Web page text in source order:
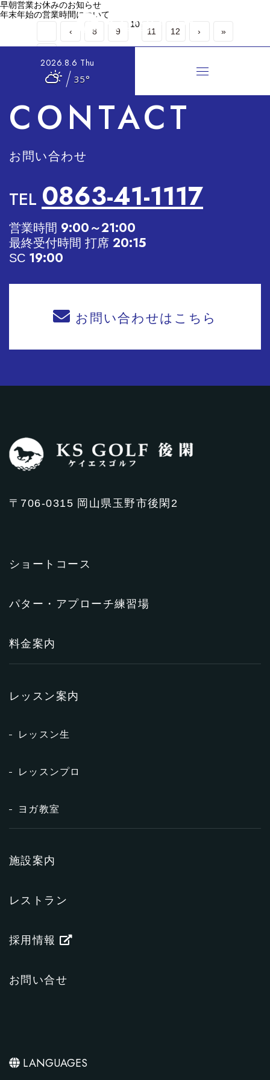
2026.8.6 Thu
35°
早朝営業お休みのお知らせ
年末年始の営業時間について
‹ 8 9
10
11 12 › »
CONTACT
お問い合わせ
TEL 0863-41-1117
営業時間 9:00～21:00
最終受付時間 打席 20:15
SC 19:00
お問い合わせはこちら
〒706-0315 岡山県玉野市後閑2
ショートコース
パター・アプローチ練習場
料金案内
レッスン案内
レッスン生
レッスンプロ
ヨガ教室
施設案内
レストラン
採用情報
お問い合せ
LANGUAGES